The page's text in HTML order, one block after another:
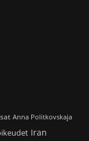
Anna Politkovskaja
Iran